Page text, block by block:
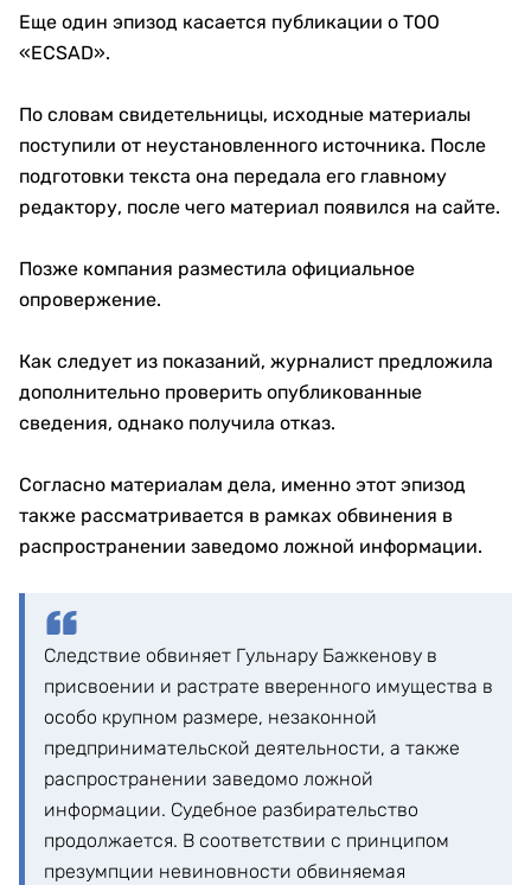
Еще один эпизод касается публикации о ТОО
«ECSAD».
По словам свидетельницы, исходные материалы
поступили от неустановленного источника. После
подготовки текста она передала его главному
редактору, после чего материал появился на сайте.
Позже компания разместила официальное
опровержение.
Как следует из показаний, журналист предложила
дополнительно проверить опубликованные
сведения, однако получила отказ.
Согласно материалам дела, именно этот эпизод
также рассматривается в рамках обвинения в
распространении заведомо ложной информации.
Следствие обвиняет Гульнару Бажкенову в
присвоении и растрате вверенного имущества в
особо крупном размере, незаконной
предпринимательской деятельности, а также
распространении заведомо ложной
информации. Судебное разбирательство
продолжается. В соответствии с принципом
презумпции невиновности обвиняемая